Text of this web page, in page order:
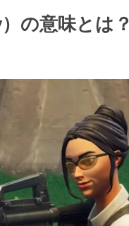
の意味とは？